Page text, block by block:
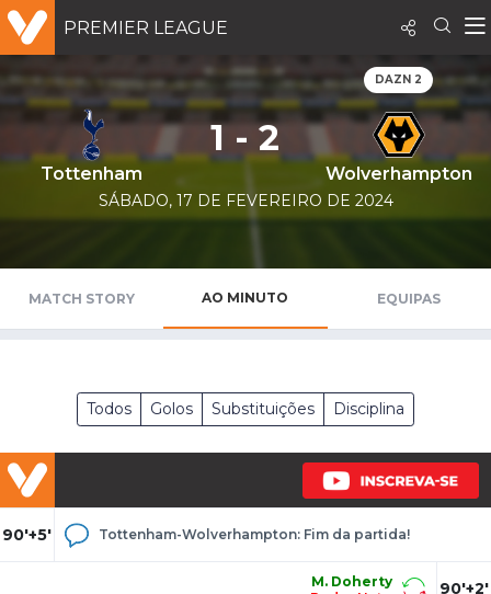
PREMIER LEAGUE
DAZN 2
Tottenham
1 - 2
Wolverhampton
SÁBADO, 17 DE FEVEREIRO DE 2024
MATCH STORY AO MINUTO EQUIPAS
Todos Golos Substituições Disciplina
90'+5' Tottenham-Wolverhampton: Fim da partida!
90'+2'
M. Doherty